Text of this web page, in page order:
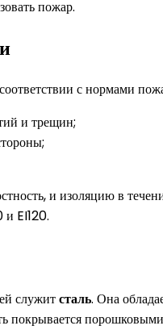
пожар.
с нормами
и трещин;
и изоляцию в
и EI120.
служитсталь. Она
покрывается